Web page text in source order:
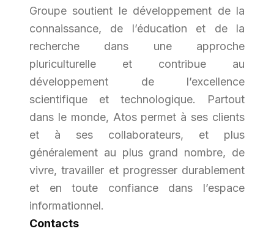
Groupe soutient le développement de la
connaissance, de l’éducation et de la
recherche dans une approche
pluriculturelle et contribue au
développement de l’excellence
scientifique et technologique. Partout
dans le monde, Atos permet à ses clients
et à ses collaborateurs, et plus
généralement au plus grand nombre, de
vivre, travailler et progresser durablement
et en toute confiance dans l’espace
informationnel.
Contacts